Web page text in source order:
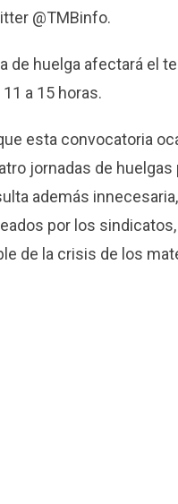
@TMBinfo.
de huelga afectará el
a 15 horas.
esta convocatoria
jornadas de
además
por los
de la crisis de los